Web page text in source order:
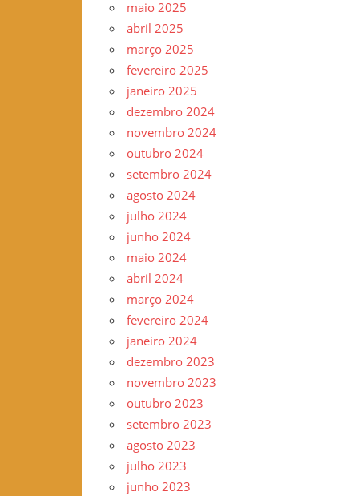
www.gilvander.org.br
www.freigilvander.blogspot.com.br
www.twitter.com/gilvanderluis
facebook:
Gilvander
Moreira
maio 2025
abril 2025
março 2025
fevereiro 2025
janeiro 2025
dezembro 2024
novembro 2024
outubro 2024
setembro 2024
agosto 2024
julho 2024
junho 2024
maio 2024
abril 2024
março 2024
fevereiro 2024
janeiro 2024
dezembro 2023
novembro 2023
outubro 2023
setembro 2023
agosto 2023
julho 2023
junho 2023